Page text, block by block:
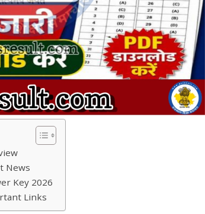
News
Key 2026
Links